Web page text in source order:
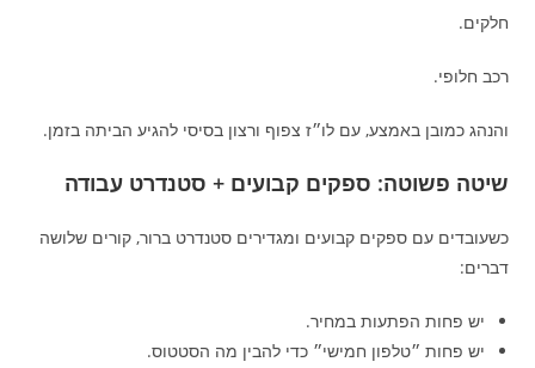
חלקים.
רכב חלופי.
והנהג כמובן באמצע, עם לו״ז צפוף ורצון בסיסי להגיע הביתה בזמן.
שיטה פשוטה: ספקים קבועים + סטנדרט עבודה
כשעובדים עם ספקים קבועים ומגדירים סטנדרט ברור, קורים שלושה
דברים:
יש פחות הפתעות במחיר.
יש פחות ״טלפון חמישי״ כדי להבין מה הסטטוס.